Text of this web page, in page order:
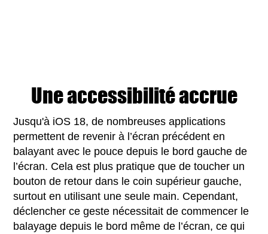
Une accessibilité accrue
Jusqu'à iOS 18, de nombreuses applications
permettent de revenir à l’écran précédent en
balayant avec le pouce depuis le bord gauche de
l’écran. Cela est plus pratique que de toucher un
bouton de retour dans le coin supérieur gauche,
surtout en utilisant une seule main. Cependant,
déclencher ce geste nécessitait de commencer le
balayage depuis le bord même de l’écran, ce qui